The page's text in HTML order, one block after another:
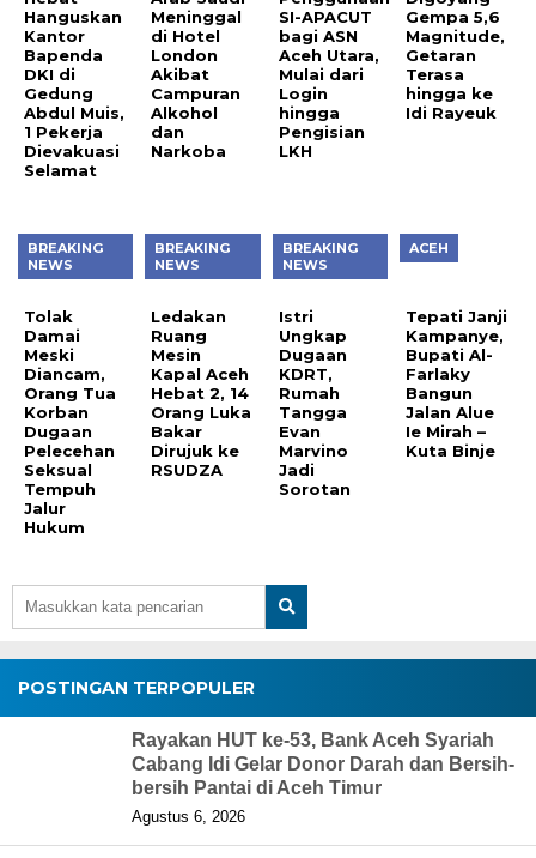
Hanguskan
Kantor
Bapenda
DKI di
Gedung
Abdul Muis,
1 Pekerja
Dievakuasi
Selamat
Meninggal
di Hotel
London
Akibat
Campuran
Alkohol
dan
Narkoba
SI-APACUT
bagi ASN
Aceh Utara,
Mulai dari
Login
hingga
Pengisian
LKH
Gempa 5,6
Magnitude,
Getaran
Terasa
hingga ke
Idi Rayeuk
BREAKING
NEWS
Tolak
Damai
Meski
Diancam,
Orang Tua
Korban
Dugaan
Pelecehan
Seksual
Tempuh
Jalur
Hukum
BREAKING
NEWS
Ledakan
Ruang
Mesin
Kapal Aceh
Hebat 2, 14
Orang Luka
Bakar
Dirujuk ke
RSUDZA
BREAKING
NEWS
Istri
Ungkap
Dugaan
KDRT,
Rumah
Tangga
Evan
Marvino
Jadi
Sorotan
ACEH
Tepati Janji
Kampanye,
Bupati Al-
Farlaky
Bangun
Jalan Alue
Ie Mirah –
Kuta Binje
POSTINGAN TERPOPULER
Rayakan HUT ke-53, Bank Aceh Syariah
Cabang Idi Gelar Donor Darah dan Bersih-
bersih Pantai di Aceh Timur
Agustus 6, 2026